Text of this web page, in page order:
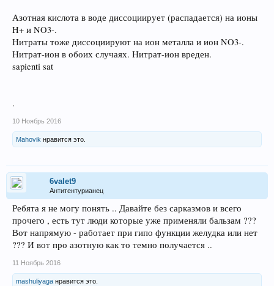
Азотная кислота в воде диссоциирует (распадается) на ионы
H+ и NO3-.
Нитраты тоже диссоциируют на ион металла и ион NO3-.
Нитрат-ион в обоих случаях. Нитрат-ион вреден.
sapienti sat
.
10 Ноябрь 2016
Mahovik нравится это.
6valet9
Антитентурианец
Ребята я не могу понять .. Давайте без сарказмов и всего
прочего , есть тут люди которые уже применяли бальзам ???
Вот напрямую - работает при гипо функции желудка или нет
??? И вот про азотную как то темно получается ..
11 Ноябрь 2016
mashuliyaga нравится это.